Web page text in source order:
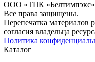
ООО «ТПК «Белтимпэкс»
Все права защищены.
Перепечатка материалов
согласия владельца
Политика
Каталог